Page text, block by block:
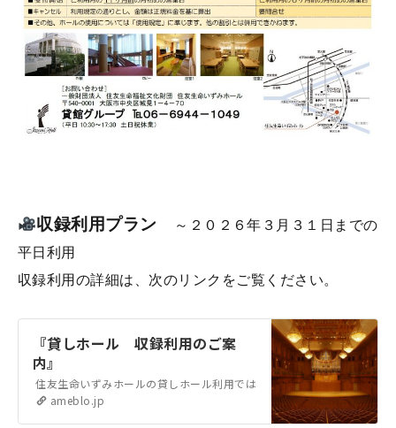
収録利用プラン ～２０２６年３ 月３１日までの
平日利用
収録利用の詳細は、次のリンクをご覧ください。
『貸しホール 収録利用のご案
内』
住友生命いずみホールの貸しホール利用では、公演開催以外に 収録利
ameblo.jp